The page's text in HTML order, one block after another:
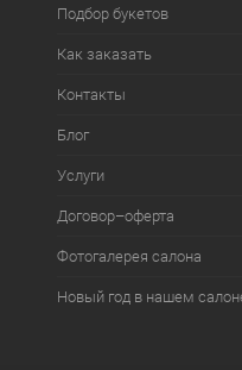
Подбор букетов
Как заказать
Контакты
Блог
Услуги
Договор–оферта
Фотогалерея салона
Новый год в нашем